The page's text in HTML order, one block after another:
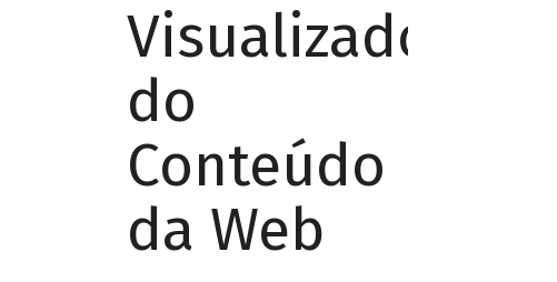
Visualizador
do
Conteúdo
da Web